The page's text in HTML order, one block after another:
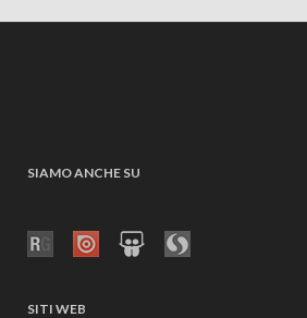
SIAMO ANCHE SU
SITI WEB